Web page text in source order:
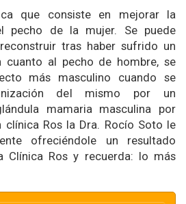
que consiste en mejorar la
pecho de la mujer. Se puede
tras haber sufrido un
cuanto al pecho de hombre, se
más masculino cuando se
del mismo por un
mamaria masculina por
clínica Ros la Dra. Rocío Soto le
ofreciéndole un resultado
Clínica Ros y recuerda: lo más